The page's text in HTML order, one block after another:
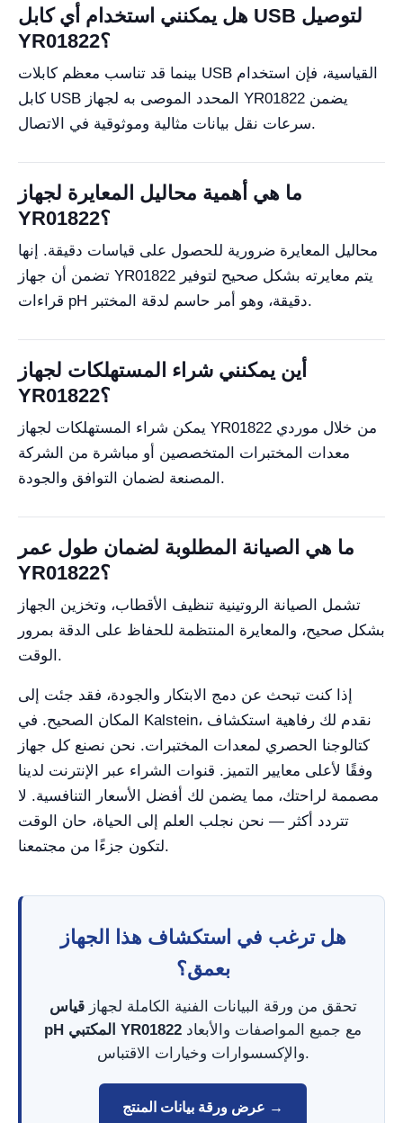
هل يمكنني استخدام أي كابل USB لتوصيل
YR01822؟
بينما قد تناسب معظم كابلات USB القياسية، فإن استخدام
كابل USB المحدد الموصى به لجهاز YR01822 يضمن
سرعات نقل بيانات مثالية وموثوقية في الاتصال.
ما هي أهمية محاليل المعايرة لجهاز
YR01822؟
محاليل المعايرة ضرورية للحصول على قياسات دقيقة. إنها
تضمن أن جهاز YR01822 يتم معايرته بشكل صحيح لتوفير
قراءات pH دقيقة، وهو أمر حاسم لدقة المختبر.
أين يمكنني شراء المستهلكات لجهاز
YR01822؟
يمكن شراء المستهلكات لجهاز YR01822 من خلال موردي
معدات المختبرات المتخصصين أو مباشرة من الشركة
المصنعة لضمان التوافق والجودة.
ما هي الصيانة المطلوبة لضمان طول عمر
YR01822؟
تشمل الصيانة الروتينية تنظيف الأقطاب، وتخزين الجهاز
بشكل صحيح، والمعايرة المنتظمة للحفاظ على الدقة بمرور
الوقت.
إذا كنت تبحث عن دمج الابتكار والجودة، فقد جئت إلى
المكان الصحيح. في Kalstein، نقدم لك رفاهية استكشاف
كتالوجنا الحصري لمعدات المختبرات. نحن نصنع كل جهاز
وفقًا لأعلى معايير التميز. قنوات الشراء عبر الإنترنت لدينا
مصممة لراحتك، مما يضمن لك أفضل الأسعار التنافسية. لا
تتردد أكثر — نحن نجلب العلم إلى الحياة، حان الوقت
لتكون جزءًا من مجتمعنا.
هل ترغب في استكشاف هذا الجهاز
بعمق؟
تحقق من ورقة البيانات الفنية الكاملة لجهازقياس
pH المكتبي YR01822
والإكسسوارات وخيارات الاقتباس.
عرض ورقة بيانات المنتج →